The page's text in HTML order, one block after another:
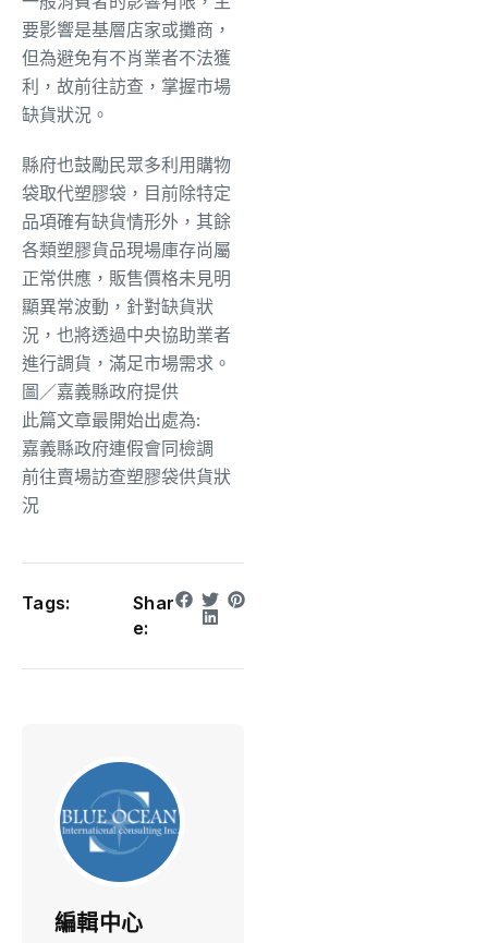
要影響是基層店家或攤商，
但為避免有不肖業者不法獲
利，故前往訪查，掌握市場
缺貨狀況。
縣府也鼓勵民眾多利用購物
袋取代塑膠袋，目前除特定
品項確有缺貨情形外，其餘
各類塑膠貨品現場庫存尚屬
正常供應，販售價格未見明
顯異常波動，針對缺貨狀
況，也將透過中央協助業者
進行調貨，滿足市場需求。
圖／嘉義縣政府提供
此篇文章最開始出處為:
嘉義縣政府連假會同檢調
前往賣場訪查塑膠袋供貨狀
況
Tags:
Shar
e:
編輯中心